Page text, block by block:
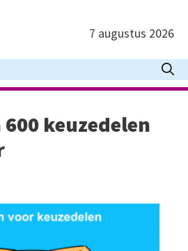
7 augustus 2026
keuzedelen